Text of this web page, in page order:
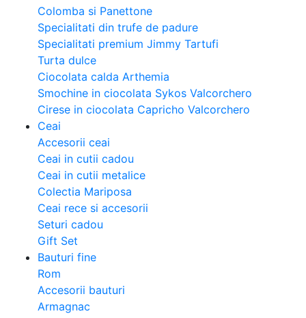
Colomba si Panettone
Specialitati din trufe de padure
Specialitati premium Jimmy Tartufi
Turta dulce
Ciocolata calda Arthemia
Smochine in ciocolata Sykos Valcorchero
Cirese in ciocolata Capricho Valcorchero
Ceai
Accesorii ceai
Ceai in cutii cadou
Ceai in cutii metalice
Colectia Mariposa
Ceai rece si accesorii
Seturi cadou
Gift Set
Bauturi fine
Rom
Accesorii bauturi
Armagnac